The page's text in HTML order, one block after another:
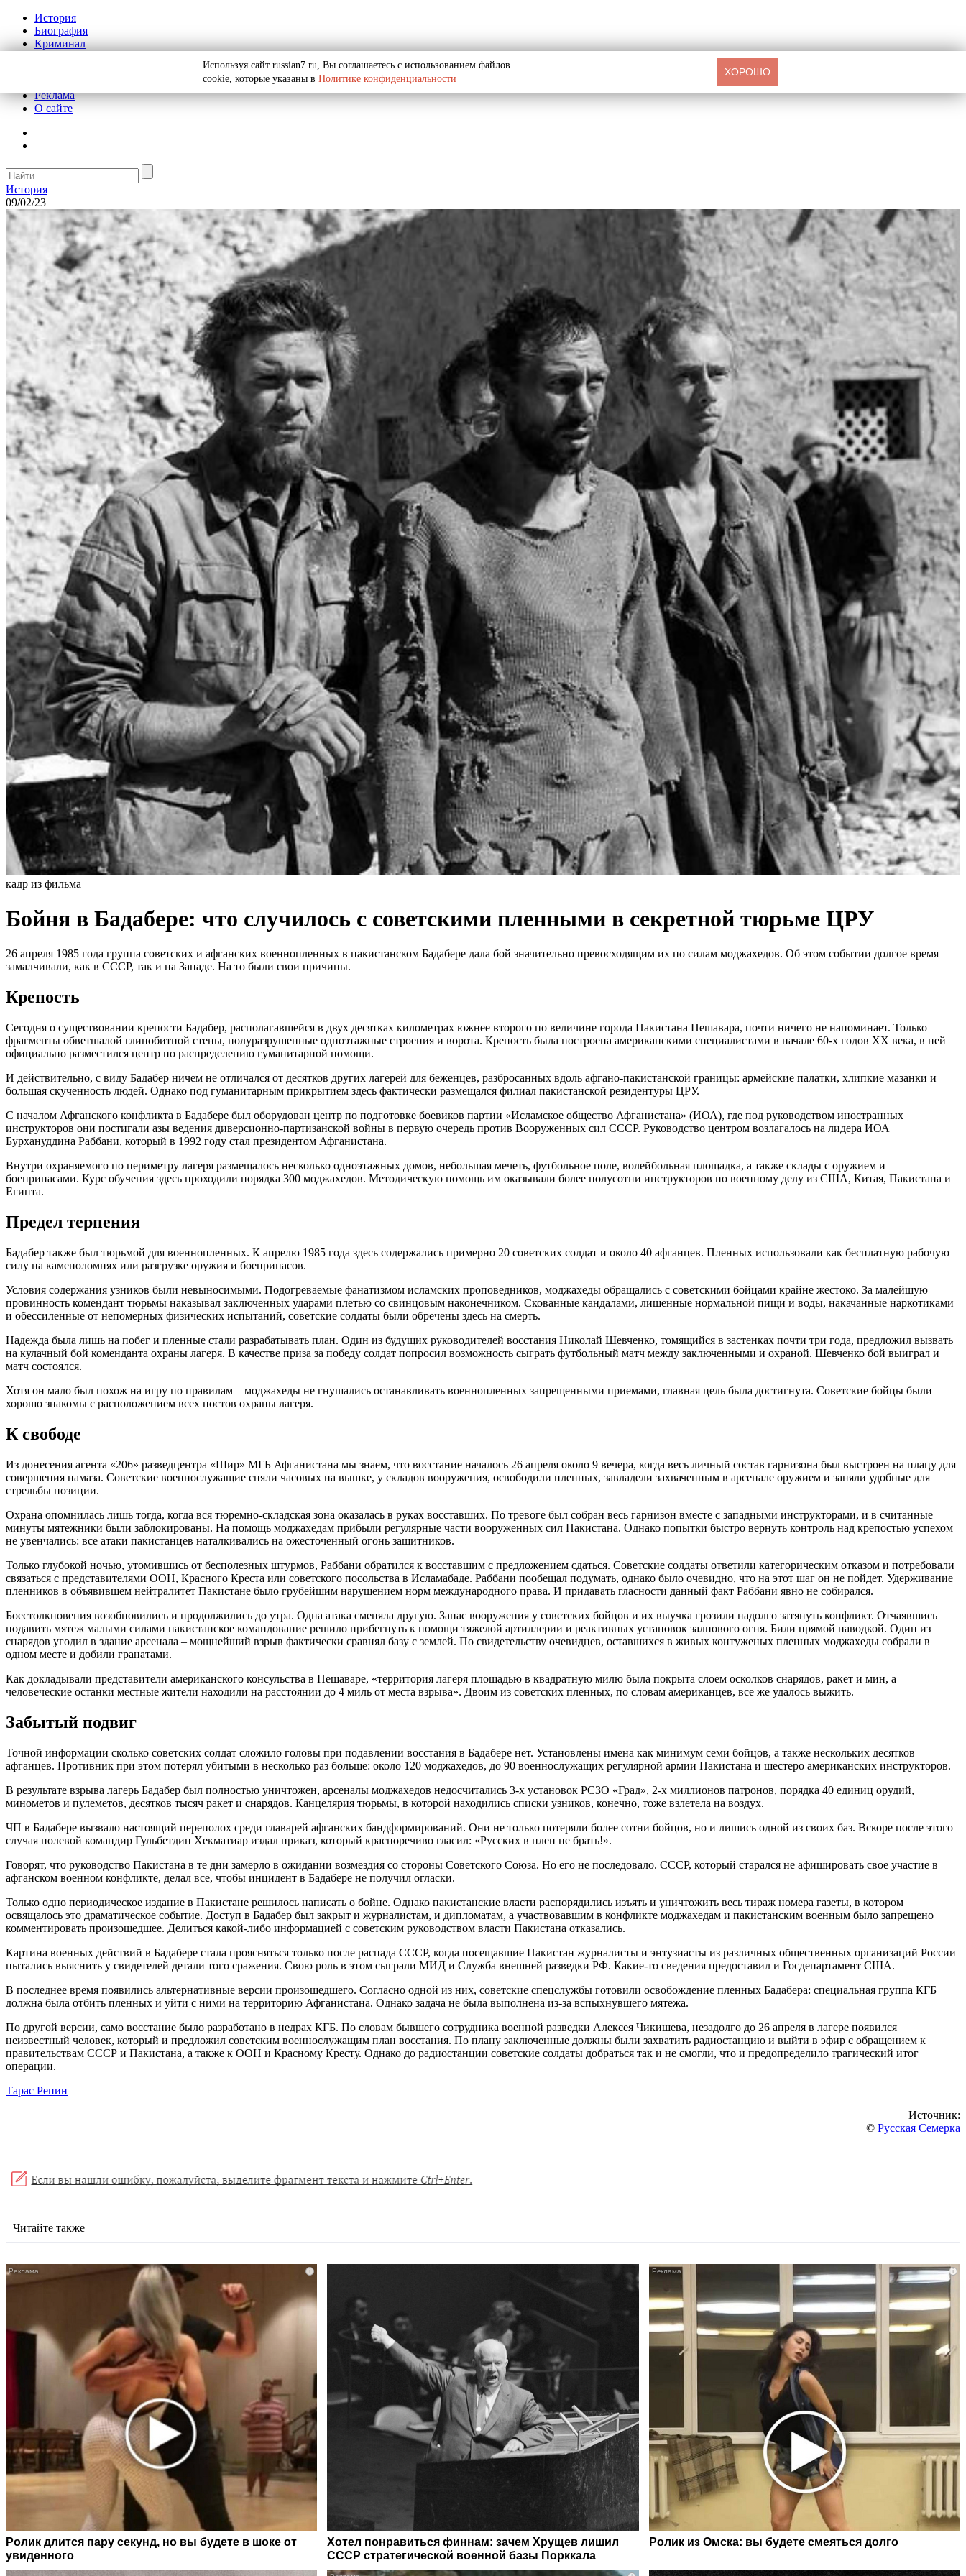
История
Биография
Криминал
Реклама
О сайте
История
09/02/23
кадр из фильма
Бойня в Бадабере: что случилось с советскими пленными в секретной тюрьме ЦРУ
26 апреля 1985 года группа советских и афганских военнопленных в пакистанском Бадабере дала бой значительно превосходящим их по силам моджахедов. Об этом событии долгое время
замалчивали, как в СССР, так и на Западе. На то были свои причины.
Крепость
Сегодня о существовании крепости Бадабер, располагавшейся в двух десятках километрах южнее второго по величине города Пакистана Пешавара, почти ничего не напоминает. Только
фрагменты обветшалой глинобитной стены, полуразрушенные одноэтажные строения и ворота. Крепость была построена американскими специалистами в начале 60-х годов XX века, в ней
официально разместился центр по распределению гуманитарной помощи.
И действительно, с виду Бадабер ничем не отличался от десятков других лагерей для беженцев, разбросанных вдоль афгано-пакистанской границы: армейские палатки, хлипкие мазанки и
большая скученность людей. Однако под гуманитарным прикрытием здесь фактически размещался филиал пакистанской резидентуры ЦРУ.
С началом Афганского конфликта в Бадабере был оборудован центр по подготовке боевиков партии «Исламское общество Афганистана» (ИОА), где под руководством иностранных
инструкторов они постигали азы ведения диверсионно-партизанской войны в первую очередь против Вооруженных сил СССР. Руководство центром возлагалось на лидера ИОА
Бурхануддина Раббани, который в 1992 году стал президентом Афганистана.
Внутри охраняемого по периметру лагеря размещалось несколько одноэтажных домов, небольшая мечеть, футбольное поле, волейбольная площадка, а также склады с оружием и
боеприпасами. Курс обучения здесь проходили порядка 300 моджахедов. Методическую помощь им оказывали более полусотни инструкторов по военному делу из США, Китая, Пакистана и
Египта.
Предел терпения
Бадабер также был тюрьмой для военнопленных. К апрелю 1985 года здесь содержались примерно 20 советских солдат и около 40 афганцев. Пленных использовали как бесплатную рабочую
силу на каменоломнях или разгрузке оружия и боеприпасов.
Условия содержания узников были невыносимыми. Подогреваемые фанатизмом исламских проповедников, моджахеды обращались с советскими бойцами крайне жестоко. За малейшую
провинность комендант тюрьмы наказывал заключенных ударами плетью со свинцовым наконечником. Скованные кандалами, лишенные нормальной пищи и воды, накачанные наркотиками
и обессиленные от непомерных физических испытаний, советские солдаты были обречены здесь на смерть.
Надежда была лишь на побег и пленные стали разрабатывать план. Один из будущих руководителей восстания Николай Шевченко, томящийся в застенках почти три года, предложил вызвать
на кулачный бой коменданта охраны лагеря. В качестве приза за победу солдат попросил возможность сыграть футбольный матч между заключенными и охраной. Шевченко бой выиграл и
матч состоялся.
Хотя он мало был похож на игру по правилам – моджахеды не гнушались останавливать военнопленных запрещенными приемами, главная цель была достигнута. Советские бойцы были
хорошо знакомы с расположением всех постов охраны лагеря.
К свободе
Из донесения агента «206» разведцентра «Шир» МГБ Афганистана мы знаем, что восстание началось 26 апреля около 9 вечера, когда весь личный состав гарнизона был выстроен на плацу для
совершения намаза. Советские военнослужащие сняли часовых на вышке, у складов вооружения, освободили пленных, завладели захваченным в арсенале оружием и заняли удобные для
стрельбы позиции.
Охрана опомнилась лишь тогда, когда вся тюремно-складская зона оказалась в руках восставших. По тревоге был собран весь гарнизон вместе с западными инструкторами, и в считанные
минуты мятежники были заблокированы. На помощь моджахедам прибыли регулярные части вооруженных сил Пакистана. Однако попытки быстро вернуть контроль над крепостью успехом
не увенчались: все атаки пакистанцев наталкивались на ожесточенный огонь защитников.
Только глубокой ночью, утомившись от бесполезных штурмов, Раббани обратился к восставшим с предложением сдаться. Советские солдаты ответили категорическим отказом и потребовали
связаться с представителями ООН, Красного Креста или советского посольства в Исламабаде. Раббани пообещал подумать, однако было очевидно, что на этот шаг он не пойдет. Удерживание
пленников в объявившем нейтралитет Пакистане было грубейшим нарушением норм международного права. И придавать гласности данный факт Раббани явно не собирался.
Боестолкновения возобновились и продолжились до утра. Одна атака сменяла другую. Запас вооружения у советских бойцов и их выучка грозили надолго затянуть конфликт. Отчаявшись
подавить мятеж малыми силами пакистанское командование решило прибегнуть к помощи тяжелой артиллерии и реактивных установок залпового огня. Били прямой наводкой. Один из
снарядов угодил в здание арсенала – мощнейший взрыв фактически сравнял базу с землей. По свидетельству очевидцев, оставшихся в живых контуженых пленных моджахеды собрали в
одном месте и добили гранатами.
Как докладывали представители американского консульства в Пешаваре, «территория лагеря площадью в квадратную милю была покрыта слоем осколков снарядов, ракет и мин, а
человеческие останки местные жители находили на расстоянии до 4 миль от места взрыва». Двоим из советских пленных, по словам американцев, все же удалось выжить.
Забытый подвиг
Точной информации сколько советских солдат сложило головы при подавлении восстания в Бадабере нет. Установлены имена как минимум семи бойцов, а также нескольких десятков
афганцев. Противник при этом потерял убитыми в несколько раз больше: около 120 моджахедов, до 90 военнослужащих регулярной армии Пакистана и шестеро американских инструкторов.
В результате взрыва лагерь Бадабер был полностью уничтожен, арсеналы моджахедов недосчитались 3-х установок РСЗО «Град», 2-х миллионов патронов, порядка 40 единиц орудий,
минометов и пулеметов, десятков тысяч ракет и снарядов. Канцелярия тюрьмы, в которой находились списки узников, конечно, тоже взлетела на воздух.
ЧП в Бадабере вызвало настоящий переполох среди главарей афганских бандформирований. Они не только потеряли более сотни бойцов, но и лишись одной из своих баз. Вскоре после этого
случая полевой командир Гульбетдин Хекматиар издал приказ, который красноречиво гласил: «Русских в плен не брать!».
Говорят, что руководство Пакистана в те дни замерло в ожидании возмездия со стороны Советского Союза. Но его не последовало. СССР, который старался не афишировать свое участие в
афганском военном конфликте, делал все, чтобы инцидент в Бадабере не получил огласки.
Только одно периодическое издание в Пакистане решилось написать о бойне. Однако пакистанские власти распорядились изъять и уничтожить весь тираж номера газеты, в котором
освящалось это драматическое событие. Доступ в Бадабер был закрыт и журналистам, и дипломатам, а участвовавшим в конфликте моджахедам и пакистанским военным было запрещено
комментировать произошедшее. Делиться какой-либо информацией с советским руководством власти Пакистана отказались.
Картина военных действий в Бадабере стала проясняться только после распада СССР, когда посещавшие Пакистан журналисты и энтузиасты из различных общественных организаций России
пытались выяснить у свидетелей детали того сражения. Свою роль в этом сыграли МИД и Служба внешней разведки РФ. Какие-то сведения предоставил и Госдепартамент США.
В последнее время появились альтернативные версии произошедшего. Согласно одной из них, советские спецслужбы готовили освобождение пленных Бадабера: специальная группа КГБ
должна была отбить пленных и уйти с ними на территорию Афганистана. Однако задача не была выполнена из-за вспыхнувшего мятежа.
По другой версии, само восстание было разработано в недрах КГБ. По словам бывшего сотрудника военной разведки Алексея Чикишева, незадолго до 26 апреля в лагере появился
неизвестный человек, который и предложил советским военнослужащим план восстания. По плану заключенные должны были захватить радиостанцию и выйти в эфир с обращением к
правительствам СССР и Пакистана, а также к ООН и Красному Кресту. Однако до радиостанции советские солдаты добраться так и не смогли, что и предопределило трагический итог
операции.
Тарас Репин
Источник:
© Русская Семерка
Читайте также
i
Ролик длится пару секунд, но вы будете в шоке от
увиденного
Хотел понравиться финнам: зачем Хрущев лишил
СССР стратегической военной базы Порккала
i
Ролик из Омска: вы будете смеяться долго
Используя сайт russian7.ru, Вы соглашаетесь с использованием файлов
cookie, которые указаны в Политике конфиденциальности
ХОРОШО